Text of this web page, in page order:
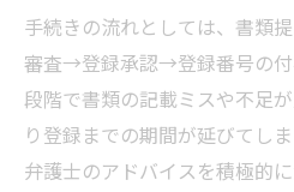
手続きの流れとしては、書類
審査→登録承認→登録番号の付
段階で書類の記載ミスや不足
り登録までの期間が延びてし
弁護士のアドバイスを積極的に